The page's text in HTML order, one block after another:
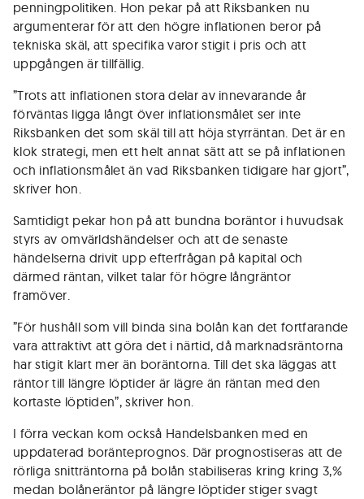
penningpolitiken. Hon pekar på att Riksbanken nu
argumenterar för att den högre inflationen beror på
tekniska skäl, att specifika varor stigit i pris och att
uppgången är tillfällig.
”Trots att inflationen stora delar av innevarande år
förväntas ligga långt över inflationsmålet ser inte
Riksbanken det som skäl till att höja styrräntan. Det är en
klok strategi, men ett helt annat sätt att se på inflationen
och inflationsmålet än vad Riksbanken tidigare har gjort”,
skriver hon.
Samtidigt pekar hon på att bundna boräntor i huvudsak
styrs av omvärldshändelser och att de senaste
händelserna drivit upp efterfrågan på kapital och
därmed räntan, vilket talar för högre långräntor
framöver.
”För hushåll som vill binda sina bolån kan det fortfarande
vara attraktivt att göra det i närtid, då marknadsräntorna
har stigit klart mer än boräntorna. Till det ska läggas att
räntor till längre löptider är lägre än räntan med den
kortaste löptiden”, skriver hon.
I förra veckan kom också Handelsbanken med en
uppdaterad boränteprognos. Där prognostiseras att de
rörliga snitträntorna på bolån stabiliseras kring kring 3,%
medan bolåneräntor på längre löptider stiger svagt